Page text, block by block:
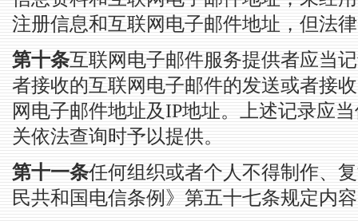
注册信息和互联网电子邮件地址，但法
第十条互联网电子邮件服务提供者应当
者接收的互联网电子邮件的发送或者接
网电子邮件地址及IP地址。上述记录应
关依法查询时予以提供。
第十一条任何组织或者个人不得制作、
民共和国电信条例》第五十七条规定内